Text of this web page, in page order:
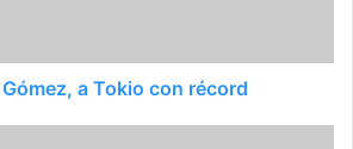
a Tokio con récord